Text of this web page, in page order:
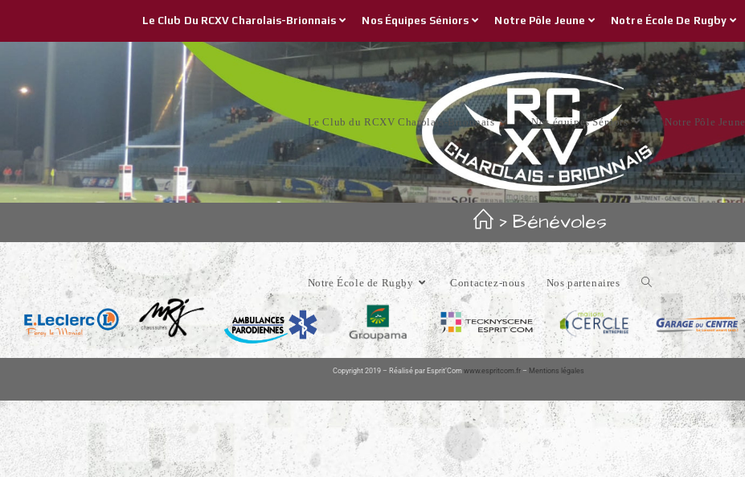
Le Club Du RCXV Charolais-Brionnais Nos Équipes Séniors Notre Pôle Jeune Notre École De Rugby
Le Club du RCXV Charolais-Brionnais Nos équipes Séniors Notre Pôle Jeune
Notre École de Rugby Contactez-nous Nos partenaires
> Bénévoles
Copyright 2019 – Réalisé par Esprit’Com www.espritcom.fr– Mentions légales